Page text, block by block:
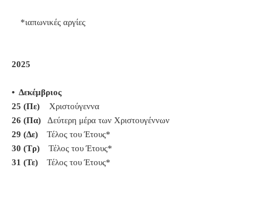
*ιαπωνικές αργίες
2025
• Δεκέμβριος
25 (Πε)
Χριστούγεννα
26 (Πα)
Δεύτερη μέρα των Χριστουγέννων
29 (Δε) Τέλος του Έτους*
30 (Τρ) Τέλος του Έτους*
31 (Τε) Τέλος του Έτους*